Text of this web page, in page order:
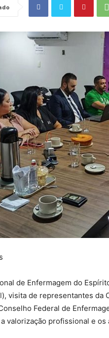
de Enfermagem do
visita de representantes da
Federal de
valorização profissional e